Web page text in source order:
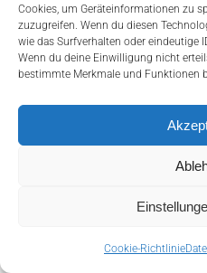
Cookies, um Geräteinformationen zu
zuzugreifen. Wenn du diesen
wie das Surfverhalten oder eindeutige
Wenn du deine Einwilligung nicht
bestimmte Merkmale und Funktionen
Cookie-Richtlinie
ResponsiveVoice-
under